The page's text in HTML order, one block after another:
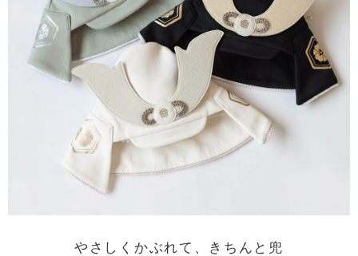
やさしくかぶれて、きちんと兜